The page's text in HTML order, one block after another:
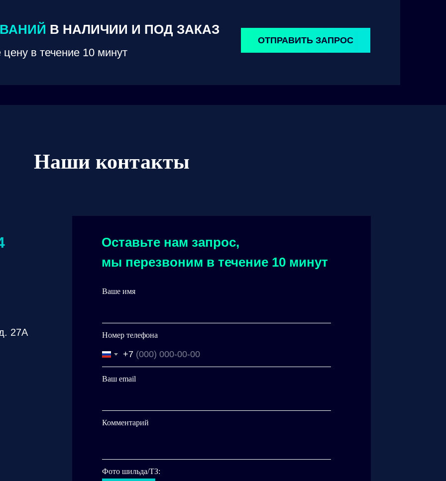
ОТПРАВИТЬ ЗАПРОС
В НАЛИЧИИ И ПОД ЗАКАЗ
в течение 10 минут
Наши контакты
Оставьте нам запрос,
мы перезвоним в течение 10 минут
Ваше имя
Номер телефона
+7
Ваш email
Комментарий
Фото шильда/ТЗ:
27А